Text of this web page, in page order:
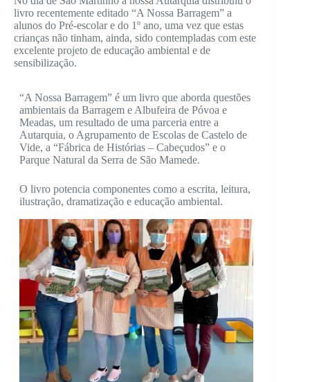
livro recentemente editado “A Nossa Barragem” a
alunos do Pré-escolar e do 1º ano, uma vez que estas
crianças não tinham, ainda, sido contempladas com este
excelente projeto de educação ambiental e de
sensibilização.
“A Nossa Barragem” é um livro que aborda questões
ambientais da Barragem e Albufeira de Póvoa e
Meadas, um resultado de uma parceria entre a
Autarquia, o Agrupamento de Escolas de Castelo de
Vide, a “Fábrica de Histórias – Cabeçudos” e o
Parque Natural da Serra de São Mamede.
O livro potencia componentes como a escrita, leitura,
ilustração, dramatização e educação ambiental.